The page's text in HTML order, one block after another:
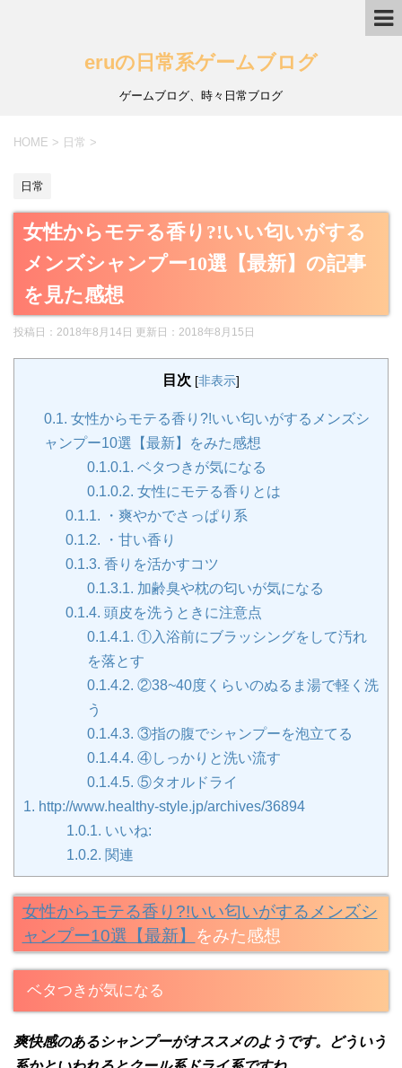
eruの日常系ゲームブログ
ゲームブログ、時々日常ブログ
HOME > 日常 >
日常
女性からモテる香り?!いい匂いがする
メンズシャンプー10選【最新】の記事
を見た感想
投稿日：2018年8月14日 更新日： 2018年8月15日
目次 [非表示]
0.1. 女性からモテる香り?!いい匂いがするメンズシ
ャンプー10選【最新】をみた感想
0.1.0.1. ベタつきが気になる
0.1.0.2. 女性にモテる香りとは
0.1.1. ・爽やかでさっぱり系
0.1.2. ・甘い香り
0.1.3. 香りを活かすコツ
0.1.3.1. 加齢臭や枕の匂いが気になる
0.1.4. 頭皮を洗うときに注意点
0.1.4.1. ①入浴前にブラッシングをして汚れ
を落とす
0.1.4.2. ②38~40度くらいのぬるま湯で軽く洗
う
0.1.4.3. ③指の腹でシャンプーを泡立てる
0.1.4.4. ④しっかりと洗い流す
0.1.4.5. ⑤タオルドライ
1. http://www.healthy-style.jp/archives/36894
1.0.1. いいね:
1.0.2. 関連
女性からモテる香り?!いい匂いがするメンズシ
ャンプー10選【最新】
をみた感想
ベタつきが気になる
爽快感のあるシャンプーがオススメのようです。どういう